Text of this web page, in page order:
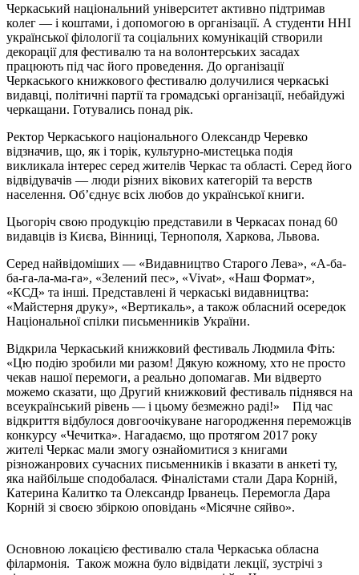
Черкаський національний університет активно підтримав
колег — і коштами, і допомогою в організації. А студенти ННІ
української філології та соціальних комунікацій створили
декорації для фестивалю та на волонтерських засадах
працюють під час його проведення. До організації
Черкаського книжкового фестивалю долучилися черкаські
видавці, політичні партії та громадські організації, небайдужі
черкащани. Готувались понад рік.
Ректор Черкаського національного Олександр Черевко
відзначив, що, як і торік, культурно-мистецька подія
викликала інтерес серед жителів Черкас та області. Серед його
відвідувачів — люди різних вікових категорій та верств
населення. Об’єднує всіх любов до української книги.
Цьогоріч свою продукцію представили в Черкасах понад 60
видавців із Києва, Вінниці, Тернополя, Харкова, Львова.
Серед найвідоміших — «Видавництво Старого Лева», «А-ба-
ба-га-ла-ма-га», «Зелений пес», «Vivat», «Наш Формат»,
«КСД» та інші. Представлені й черкаські видавництва:
«Майстерня друку», «Вертикаль», а також обласний осередок
Національної спілки письменників України.
Відкрила Черкаський книжковий фестиваль Людмила Фіть:
«Цю подію зробили ми разом! Дякую кожному, хто не просто
чекав нашої перемоги, а реально допомагав. Ми відверто
можемо сказати, що Другий книжковий фестиваль піднявся на
всеукраїнський рівень — і цьому безмежно раді!» Під час
відкриття відбулося довгоочікуване нагородження переможців
конкурсу «Чечитка». Нагадаємо, що протягом 2017 року
жителі Черкас мали змогу ознайомитися з книгами
різножанрових сучасних письменників і вказати в анкеті ту,
яка найбільше сподобалася. Фіналістами стали Дара Корній,
Катерина Калитко та Олександр Ірванець. Перемогла Дара
Корній зі своєю збіркою оповідань «Місячне сяйво».
Основною локацією фестивалю стала Черкаська обласна
філармонія. Також можна було відвідати лекції, зустрічі з